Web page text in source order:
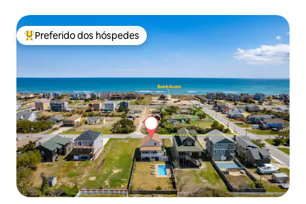
Entre os melhores preferidos dos hóspedes
Preferido dos hóspedes